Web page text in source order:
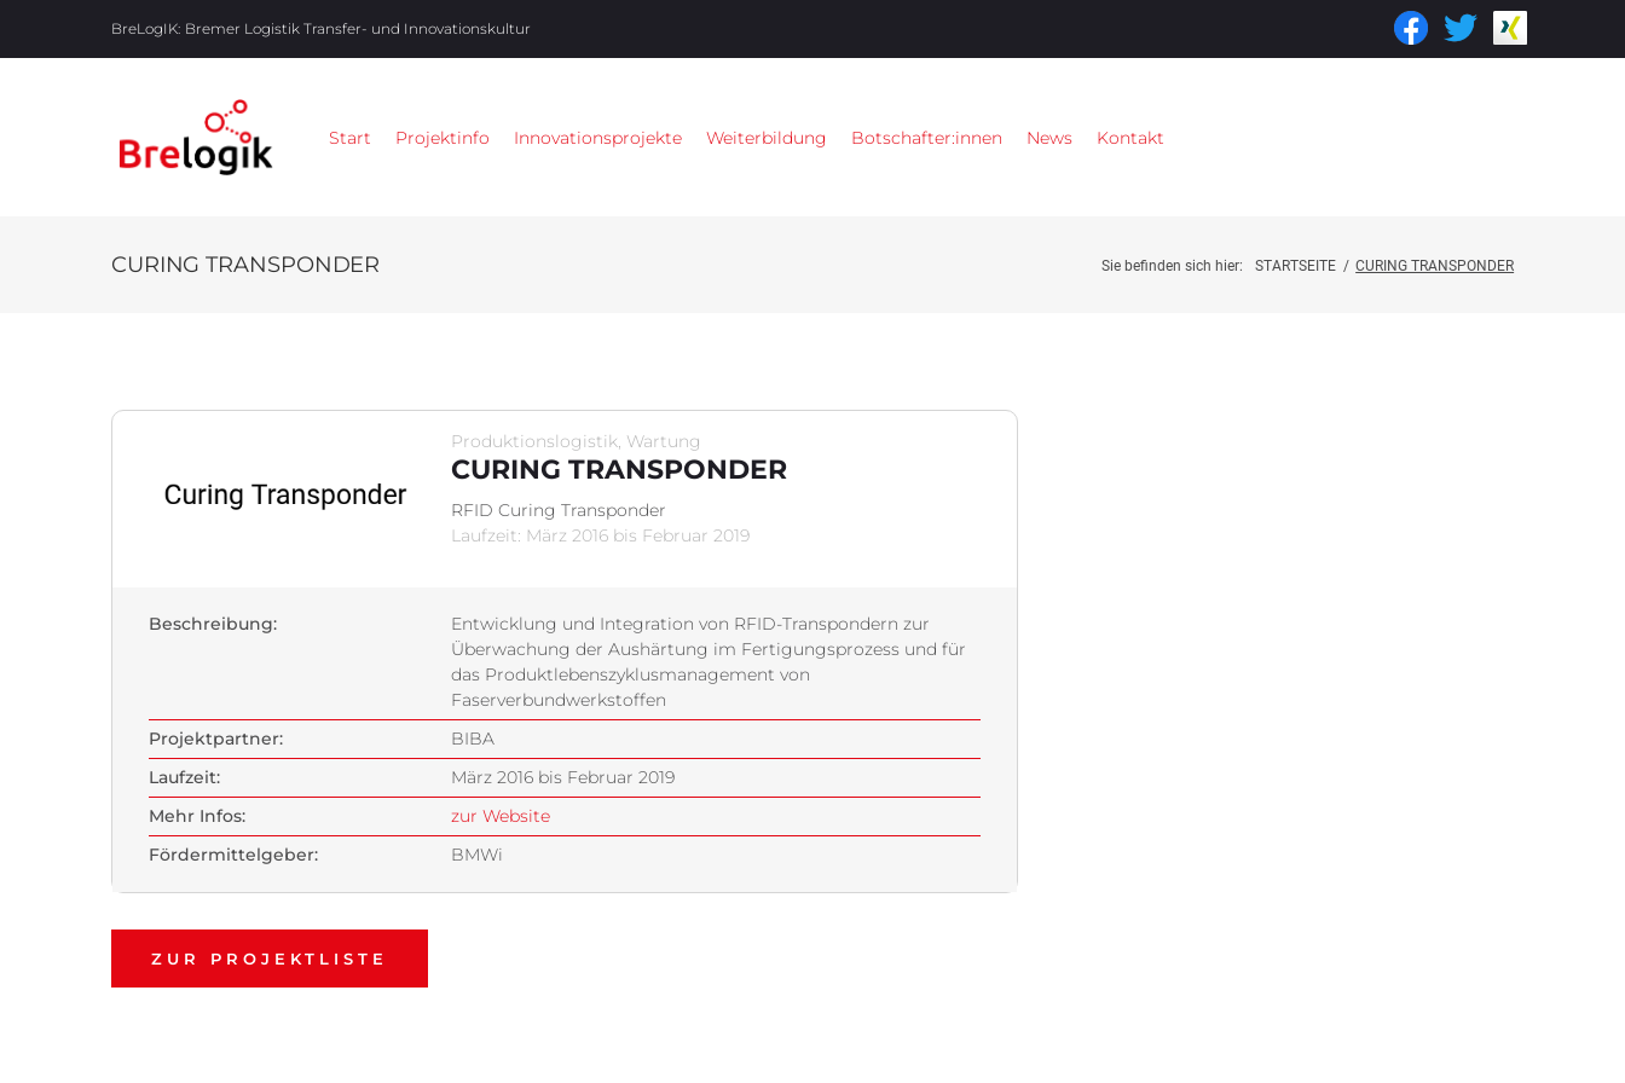
BreLogIK: Bremer Logistik Transfer- und Innovationskultur
Start Projektinfo Innovationsprojekte Weiterbildung Botschafter:innen News Kontakt
CURING TRANSPONDER Sie befinden sich hier: STARTSEITE / CURING TRANSPONDER
Produktionslogistik, Wartung
CURING TRANSPONDER
RFID Curing Transponder
Laufzeit: März 2016 bis Februar 2019
Beschreibung:
Entwicklung und Integration von RFID-Transpondern zur
Überwachung der Aushärtung im Fertigungsprozess und für
das Produktlebenszyklusmanagement von
Faserverbundwerkstoffen
Projektpartner:
BIBA
Laufzeit:
März 2016 bis Februar 2019
Mehr Infos:
zur Website
Fördermittelgeber:
BMWi
ZUR PROJEKTLISTE